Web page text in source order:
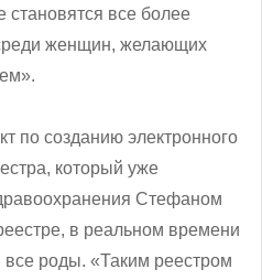
становятся все более
женщин, желающих
по созданию электронного
который уже
Стефаном
в реальном времени
все роды. «Таким реестром